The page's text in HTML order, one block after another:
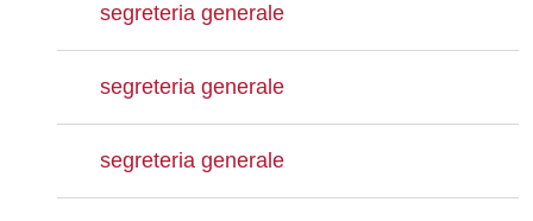
segreteria generale
segreteria generale
segreteria generale